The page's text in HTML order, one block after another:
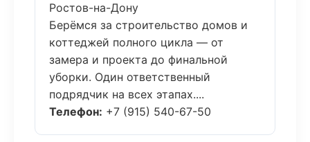
Ростов-на-Дону
Берёмся за строительство домов и
коттеджей полного цикла — от
замера и проекта до финальной
уборки. Один ответственный
подрядчик на всех этапах....
Телефон: +7 (915) 540-67-50